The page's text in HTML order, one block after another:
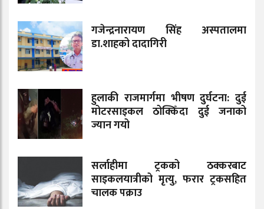
गजेन्द्रनारायण सिंह अस्पतालमा
डा.शाहको दादागिरी
हुलाकी राजमार्गमा भीषण दुर्घटना: दुई
मोटरसाइकल ठोक्किँदा दुई जनाको
ज्यान गयो
सर्लाहीमा ट्रकको ठक्करबाट
साइकलयात्रीको मृत्यु, फरार ट्रकसहित
चालक पक्राउ